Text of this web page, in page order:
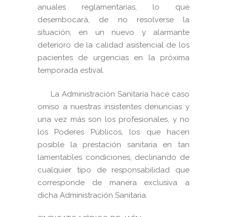
anuales reglamentarias, lo que
desembocará, de no resolverse la
situación, en un nuevo y alarmante
deterioro de la calidad asistencial de los
pacientes de urgencias en la próxima
temporada estival.
La Administración Sanitaria hace caso
omiso a nuestras insistentes denuncias y
una vez más son los profesionales, y no
los Poderes Públicos, los que hacen
posible la prestación sanitaria en tan
lamentables condiciones, declinando de
cualquier tipo de responsabilidad que
corresponde de manera exclusiva a
dicha Administración Sanitaria.